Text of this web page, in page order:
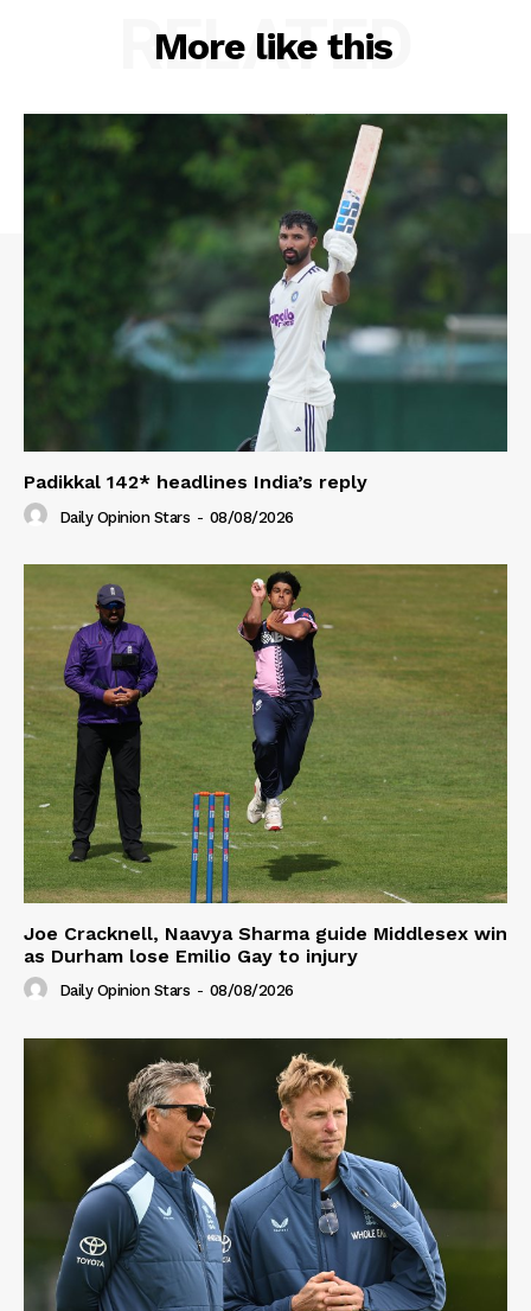
More like this
RELATED
Padikkal 142* headlines India’s reply
Daily Opinion Stars - 08/08/2026
Joe Cracknell, Naavya Sharma guide Middlesex win
as Durham lose Emilio Gay to injury
Daily Opinion Stars - 08/08/2026